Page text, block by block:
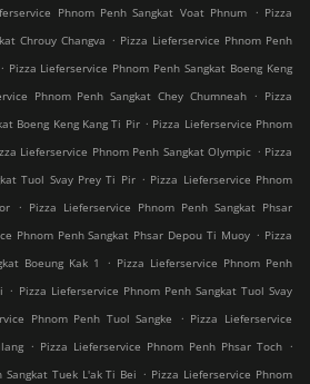
Phnom Penh Sangkat Voat Phnum . Pizza
Chrouy Changva . Pizza Lieferservice Phnom Penh
. Pizza Lieferservice Phnom Penh Sangkat Boeng Keng
Phnom Penh Sangkat Chey Chumneah . Pizza
Boeng Keng Kang Ti Pir . Pizza Lieferservice Phnom
Lieferservice Phnom Penh Sangkat Olympic . Pizza
Tuol Svay Prey Ti Pir . Pizza Lieferservice Phnom
. Pizza Lieferservice Phnom Penh Sangkat Phsar
Phnom Penh Sangkat Phsar Depou Ti Muoy . Pizza
Boeung Kak 1
. Pizza Lieferservice Phnom Penh
. Pizza Lieferservice Phnom Penh Sangkat Tuol Svay
Phnom Penh Tuol Sangke . Pizza Lieferservice
. Pizza Lieferservice Phnom Penh Phsar Toch .
Tuek L'ak Ti Bei . Pizza Lieferservice Phnom